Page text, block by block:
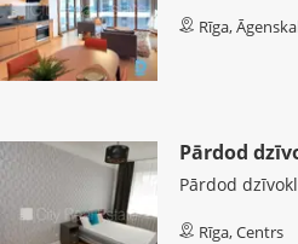
Rīga,
Pārdod
Pārdod
Rīga, Centrs